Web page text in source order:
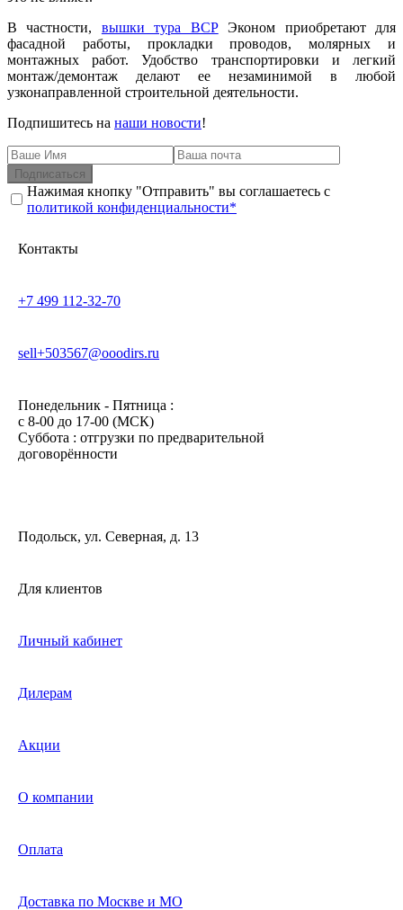
В частности, вышки тура ВСРЭконом приобретают для
фасадной работы, прокладки проводов, молярных и
монтажных работ. Удобство транспортировки и легкий
монтаж/демонтаж делают ее незаминимой в любой
узконаправленной строительной деятельности.
Подпишитесь на наши новости!
Подписаться
Нажимая кнопку "Отправить" вы соглашаетесь с
политикой конфиденциальности*
Контакты
+7 499 112-32-70
sell+503567@ooodirs.ru
Понедельник - Пятница :
c 8-00 до 17-00 (МСК)
Суббота : отгрузки по предварительной
договорённости
Подольск, ул. Северная, д. 13
Для клиентов
Личный кабинет
Дилерам
Акции
О компании
Оплата
Доставка по Москве и МО